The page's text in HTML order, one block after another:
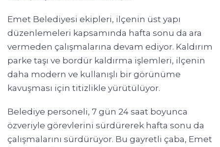
Emet Belediyesi ekipleri, ilçenin üst yapı
düzenlemeleri kapsamında hafta sonu da ara
vermeden çalışmalarına devam ediyor. Kaldırım
parke taşı ve bordür kaldırma işlemleri, ilçenin
daha modern ve kullanışlı bir görünüme
kavuşması için titizlikle yürütülüyor.
Belediye personeli, 7 gün 24 saat boyunca
özveriyle görevlerini sürdürerek hafta sonu da
çalışmalarını sürdürüyor. Bu gayretli çaba, Emet